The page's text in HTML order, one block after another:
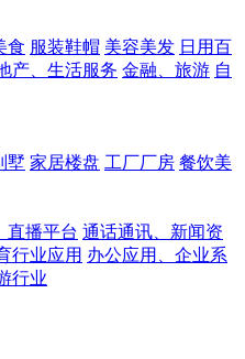
食 服装鞋帽 美容美发 日用百
产、生活服务 金融、旅游 自
墅 家居楼盘 工厂厂房 餐饮美
直播平台 通话通讯、新闻资
行业应用 办公应用、企业系
行业